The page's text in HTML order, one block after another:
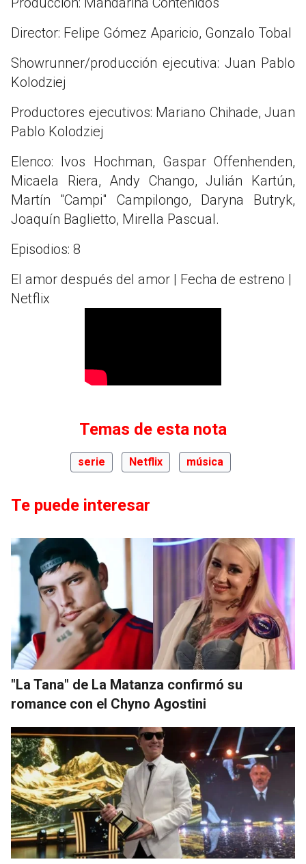
Director: Felipe Gómez Aparicio, Gonzalo Tobal
Showrunner/producción ejecutiva: Juan Pablo
Kolodziej
Productores ejecutivos: Mariano Chihade, Juan
Pablo Kolodziej
Elenco: Ivos Hochman, Gaspar Offenhenden,
Micaela Riera, Andy Chango, Julián Kartún,
Martín "Campi" Campilongo, Daryna Butryk,
Joaquín Baglietto, Mirella Pascual.
Episodios: 8
El amor después del amor | Fecha de estreno |
Netflix
Temas de esta nota
serie Netflix música
Te puede interesar
"La Tana" de La Matanza confirmó su
romance con el Chyno Agostini